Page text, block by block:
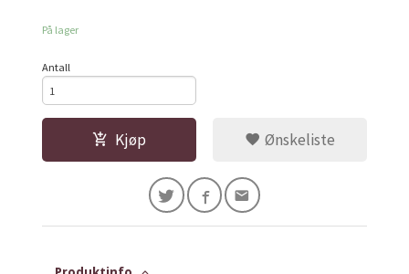
På lager
Antall
Kjøp Ønskeliste